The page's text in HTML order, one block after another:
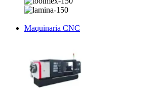
Maquinaria CNC